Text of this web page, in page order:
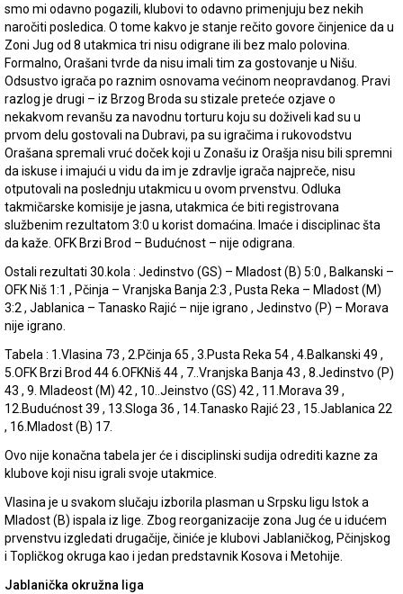
smo mi odavno pogazili, klubovi to odavno primenjuju bez nekih
naročiti posledica. O tome kakvo je stanje rečito govore činjenice da u
Zoni Jug od 8 utakmica tri nisu odigrane ili bez malo polovina.
Formalno, Orašani tvrde da nisu imali tim za gostovanje u Nišu.
Odsustvo igrača po raznim osnovama većinom neopravdanog. Pravi
razlog je drugi – iz Brzog Broda su stizale preteće ozjave o
nekakvom revanšu za navodnu torturu koju su doživeli kad su u
prvom delu gostovali na Dubravi, pa su igračima i rukovodstvu
Orašana spremali vruć doček koji u Zonašu iz Orašja nisu bili spremni
da iskuse i imajući u vidu da im je zdravlje igrača najpreče, nisu
otputovali na poslednju utakmicu u ovom prvenstvu. Odluka
takmičarske komisije je jasna, utakmica će biti registrovana
službenim rezultatom 3:0 u korist domaćina. Imaće i disciplinac šta
da kaže. OFK Brzi Brod – Budućnost – nije odigrana.
Ostali rezultati 30.kola : Jedinstvo (GS) – Mladost (B) 5:0 , Balkanski –
OFK Niš 1:1 , Pčinja – Vranjska Banja 2:3 , Pusta Reka – Mladost (M)
3:2 , Jablanica – Tanasko Rajić – nije igrano , Jedinstvo (P) – Morava
nije igrano.
Tabela : 1.Vlasina 73 , 2.Pčinja 65 , 3.Pusta Reka 54 , 4.Balkanski 49 ,
5.OFK Brzi Brod 44 6.OFKNiš 44 , 7..Vranjska Banja 43 , 8.Jedinstvo (P)
43 , 9. Mladeost (M) 42 , 10..Jeinstvo (GS) 42 , 11.Morava 39 ,
12.Budućnost 39 , 13.Sloga 36 , 14.Tanasko Rajić 23 , 15.Jablanica 22
, 16.Mladost (B) 17.
Ovo nije konačna tabela jer će i disciplinski sudija odrediti kazne za
klubove koji nisu igrali svoje utakmice.
Vlasina je u svakom slučaju izborila plasman u Srpsku ligu Istok a
Mladost (B) ispala iz lige. Zbog reorganizacije zona Jug će u idućem
prvenstvu izgledati drugačije, činiće je klubovi Jablaničkog, Pčinjskog
i Topličkog okruga kao i jedan predstavnik Kosova i Metohije.
Jablanička okružna liga